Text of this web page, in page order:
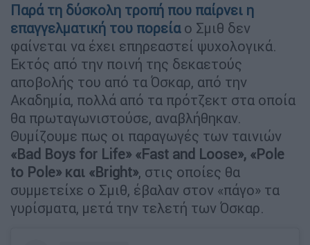
Παρά τη δύσκολη τροπή που παίρνει η
επαγγελματική του πορείαο Σμιθ δεν
φαίνεται να έχει επηρεαστεί ψυχολογικά.
Εκτός από την ποινή της δεκαετούς
αποβολής του από τα Όσκαρ, από την
Ακαδημία, πολλά από τα πρότζεκτ στα οποία
θα πρωταγωνιστούσε, αναβλήθηκαν.
Θυμίζουμε πως οι παραγωγές των ταινιών
«Bad Boys for Life» «Fast and Loose», «Pole
to Pole» και «Bright», στις οποίες θα
συμμετείχε ο Σμιθ, έβαλαν στον «πάγο» τα
γυρίσματα, μετά την τελετή των Όσκαρ.